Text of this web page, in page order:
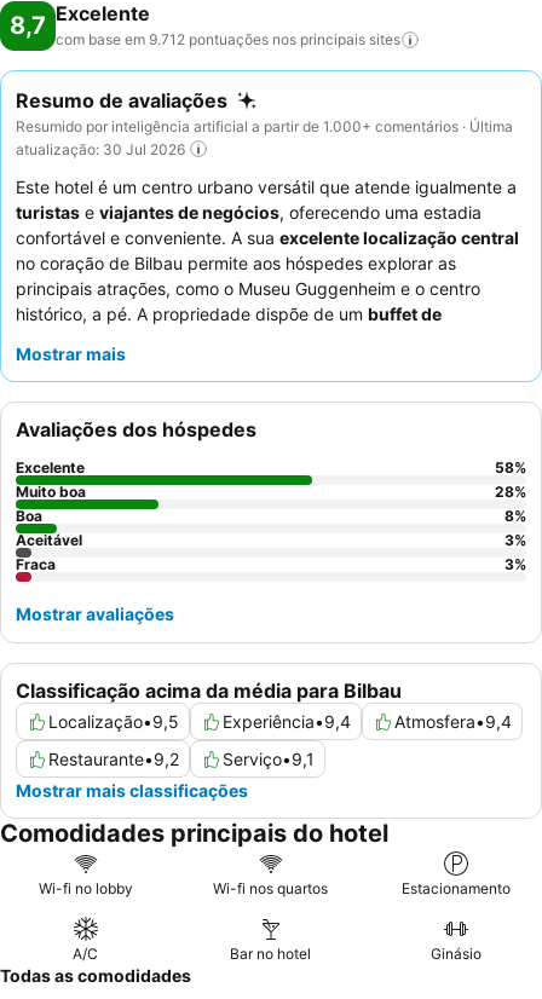
8,7 Excelente
com base em 9.712 pontuações nos principais sites
Resumo de avaliações
Resumido por inteligência artificial a partir de 1.000+ comentários · Última
atualização: 30 Jul 2026
Este hotel é um centro urbano versátil que atende igualmente a
turistas e viajantes de negócios, oferecendo uma estadia
confortável e conveniente. A sua excelente localização central
no coração de Bilbau permite aos hóspedes explorar as
principais atrações, como o Museu Guggenheim e o centro
histórico, a pé. A propriedade dispõe de um buffet de
alta qualidade, incluindo sumos frescos e especialidades bascas
simpático, prestável e atencioso
receção, pelo seu serviço excecional. Para uma experiência
mais serena, considere solicitar um quarto num andar superior
ou virado para um pátio interior para maior tranquilidade.
Mostrar mais
Classificação acima da média para Bilbau
Localização•9,5 Experiência•9,4 Atmosfera•9,4
Restaurante•9,2 Serviço•9,1
Mostrar mais classificações
Avaliações dos hóspedes
Excelente 58%
Muito boa
28%
Boa
8%
Aceitável
3%
Fraca
3%
Mostrar avaliações
Comodidades principais do hotel
Wi-fi no lobby Wi-fi nos quartos Estacionamento
A/C Bar no hotel Ginásio
Todas as comodidades